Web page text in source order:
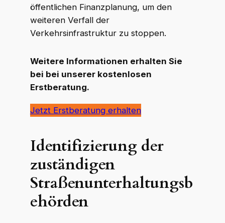
K R WKR Rechtsanwälte
Online · echte Anwälte, kein Callcenter
öffentlichen Finanzplanung, um den
weiteren Verfall der
Verkehrsinfrastruktur zu stoppen.
Weitere Informationen erhalten Sie
bei bei unserer kostenlosen
Erstberatung.
Jetzt Erstberatung erhalten
Identifizierung der
zuständigen
Straßenunterhaltungsb
ehörden